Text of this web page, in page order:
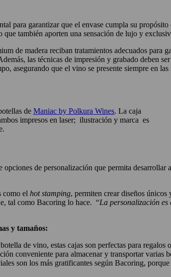
para garantizar que el envase cumpla su
también aporten una sensación de lujo y
de madera reciban tratamientos adecuados
las técnicas de impresión y grabado deben
asegurando que el vino se presente siempre en
de Maniac by Polkura Wines. La caja
impresos en laser; ilustración y marca es
de personalización que permita
como el hot stamping, permiten crear diseños
tal como Bacoring lo hace. “La personalización es
y tamaños:
de vino, estas cajas son perfectas para regalos
conveniente para almacenar y transportar varias
son los más gratificantes según Bacoring,